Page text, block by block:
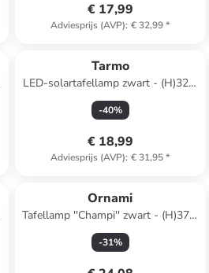
€ 17,99
Adviesprijs (AVP): € 32,99*
Tarmo
LED-solartafellamp zwart - (H)32 x
Ø 12 cm
-40%
€ 18,99
Adviesprijs (AVP): € 31,95*
Ornami
Tafellamp ''Champi'' zwart - (H)37,5
x Ø 22 cm
-31%